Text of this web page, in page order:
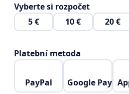
Vyberte si rozpočet
5 €
10 € 20 €
Platební metoda
PayPal Google Pay